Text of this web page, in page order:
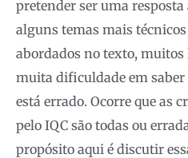
pretender ser uma
alguns temas mais
abordados no texto, muitos
muita dificuldade em saber
está errado. Ocorre que as
pelo IQC são todas ou
propósito aqui é discutir